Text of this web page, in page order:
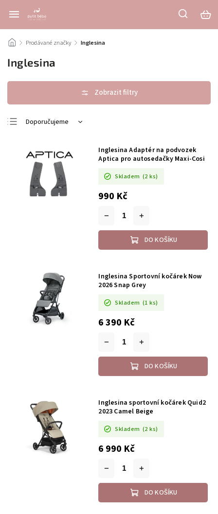
/ Prodávané značky / Inglesina
Inglesina
Doporučujeme
Nejdražší
Nejprodávanější
Abecedně
Inglesina Adaptér na podvozek
Aptica pro autosedačky Maxi-Cosi
Skladem (2 ks)
990 Kč
DO KOŠÍKU
Inglesina Sportovní kočárek Now
2026 Snap Grey
Skladem (1 ks)
6 390 Kč
DO KOŠÍKU
Inglesina sportovní kočárek Quid2
2023 Camel Beige
Skladem (2 ks)
6 990 Kč
DO KOŠÍKU